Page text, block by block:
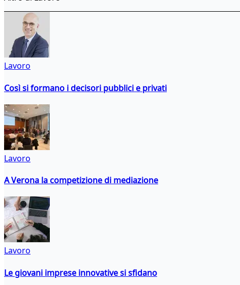
Lavoro
Così si formano i decisori pubblici e privati
Lavoro
A Verona la competizione di mediazione
Lavoro
Le giovani imprese innovative si sfidano